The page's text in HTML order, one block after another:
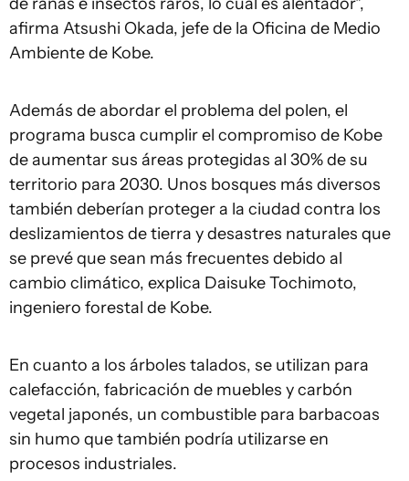
de ranas e insectos raros, lo cual es alentador",
afirma Atsushi Okada, jefe de la Oficina de Medio
Ambiente de Kobe.
Además de abordar el problema del polen, el
programa busca cumplir el compromiso de Kobe
de aumentar sus áreas protegidas al 30% de su
territorio para 2030. Unos bosques más diversos
también deberían proteger a la ciudad contra los
deslizamientos de tierra y desastres naturales que
se prevé que sean más frecuentes debido al
cambio climático, explica Daisuke Tochimoto,
ingeniero forestal de Kobe.
En cuanto a los árboles talados, se utilizan para
calefacción, fabricación de muebles y carbón
vegetal japonés, un combustible para barbacoas
sin humo que también podría utilizarse en
procesos industriales.